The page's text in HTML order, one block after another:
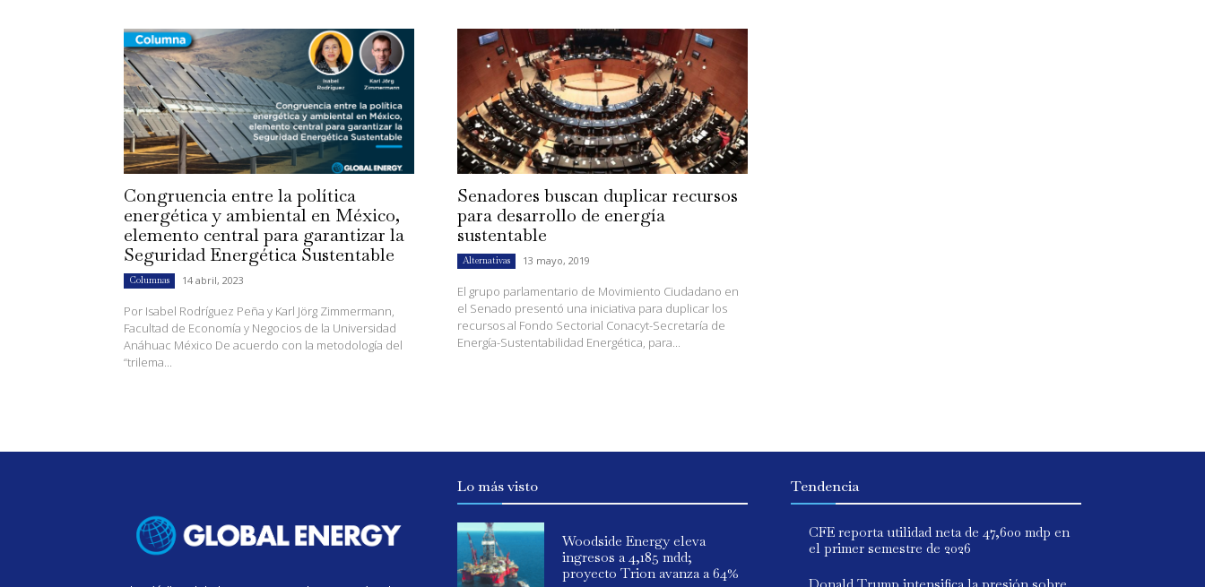
Congruencia entre la política
energética y ambiental en México,
elemento central para garantizar la
Seguridad Energética Sustentable
Columnas 14 abril, 2023
Por Isabel Rodríguez Peña y Karl Jörg Zimmermann,
Facultad de Economía y Negocios de la Universidad
Anáhuac México De acuerdo con la metodología del
“trilema...
Senadores buscan duplicar recursos
para desarrollo de energía
sustentable
Alternativas 13 mayo, 2019
El grupo parlamentario de Movimiento Ciudadano en
el Senado presentó una iniciativa para duplicar los
recursos al Fondo Sectorial Conacyt-Secretaría de
Energía-Sustentabilidad Energética, para...
Lo más visto
Woodside Energy eleva
ingresos a 4,185 mdd;
proyecto Trion avanza a 64%
Tendencia
CFE reporta utilidad neta de 47,600 mdp en
el primer semestre de 2026